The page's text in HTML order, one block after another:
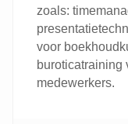
zoals:
voor
buroticatraining
medewerkers.